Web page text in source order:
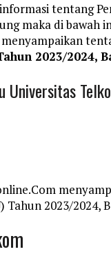
tentang
maka di bawah
2023/2024,
Universitas
2023/2024,